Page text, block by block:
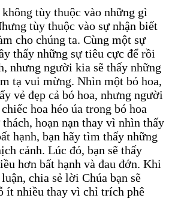
tùy thuộc vào những gì
tùy thuộc vào sự nhận biết
cho chúng ta. Cùng một sự
thấy những sự tiêu cực để rồi
nhưng người kia sẽ thấy những
tạ vui mừng. Nhìn một bó hoa,
vẻ đẹp cả bó hoa, nhưng người
hoa héo úa trong bó hoa
hoạn nạn thay vì nhìn thấy
hạnh, bạn hãy tìm thấy những
cảnh. Lúc đó, bạn sẽ thấy
hơn bất hạnh và đau đớn. Khi
chia sẻ lời Chúa bạn sẽ
ít nhiều thay vì chỉ trích phê